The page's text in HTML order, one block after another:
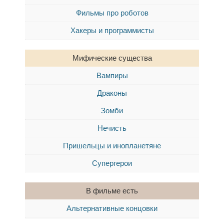
Фильмы про роботов
Хакеры и программисты
Мифические существа
Вампиры
Драконы
Зомби
Нечисть
Пришельцы и инопланетяне
Супергерои
В фильме есть
Альтернативные концовки